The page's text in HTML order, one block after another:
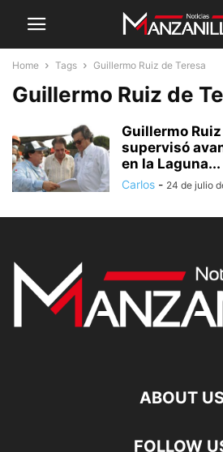
Home Tags Guillermo Ruiz de Teresa
Guillermo Ruiz de
Guillermo
supervisó
en la Laguna...
Carlos - 24 de julio
ABOUT
FOLLOW